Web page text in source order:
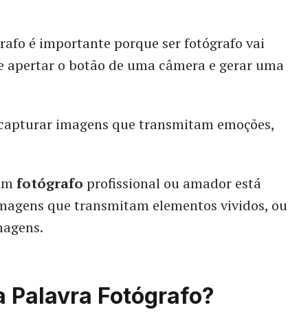
é importante porque ser fotógrafo vai
o botão de uma câmera e gerar uma
imagens que transmitam emoções,
fotógrafo profissional ou amador está
que transmitam elementos vividos, ou
Palavra Fotógrafo?